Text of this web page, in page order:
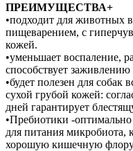
ПРЕИМУЩЕСТВА+
•подходит для животных
пищеварением, с
кожей.
•уменьшает воспаление,
способствует заживлению
•будет полезен для собак
сухой грубой кожей:
дней гарантирует
•Пребиотики -
для питания микробиота,
хорошую кишечную